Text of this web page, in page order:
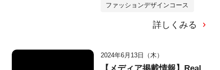
ファッションデザインコース
詳しくみる
2024年6月13日（木）